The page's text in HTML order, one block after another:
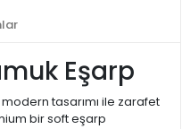
Eşarp
tasarımı ile zarafet
bir soft eşarp